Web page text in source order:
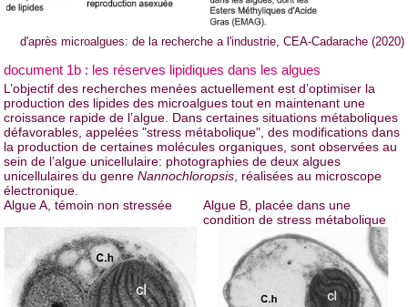
d'après microalgues: de la recherche a l'industrie, CEA-Cadarache (2020)
document 1b : les réserves lipidiques dans les algues
L’objectif des recherches menées actuellement est d’optimiser la
production des lipides des microalgues tout en maintenant une
croissance rapide de l’algue. Dans certaines situations métaboliques
défavorables, appelées "stress métabolique", des modifications dans
la production de certaines molécules organiques, sont observées au
sein de l’algue unicellulaire: photographies de deux algues
unicellulaires du genre Nannochloropsis, réalisées au microscope
électronique.
Algue A, témoin non stressée
Algue B, placée dans une
condition de stress métabolique